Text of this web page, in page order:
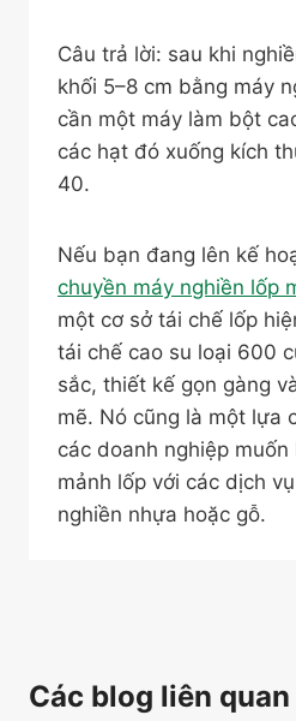
Câu trả lời: sau khi
khối 5–8 cm bằng máy
cần một máy làm bột
các hạt đó xuống kích
40.
Nếu bạn đang lên kế
chuyền máy nghiền lốp
một cơ sở tái chế lốp
tái chế cao su loại 600
sắc, thiết kế gọn gàng
mẽ. Nó cũng là một lựa
các doanh nghiệp
mảnh lốp với các dịch
nghiền nhựa hoặc gỗ.
Các blog liên quan